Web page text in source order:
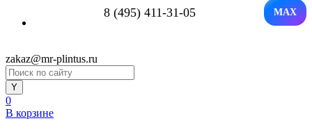
8 (495) 411-31-05 MAX
zakaz@mr-plintus.ru
0
В корзине